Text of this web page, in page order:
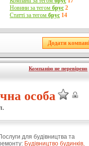
Новини за тегом брус 2
Статті за тегом брус 14
Компанію не перевірено
особа
для будівництва та
Будівництво будинків,